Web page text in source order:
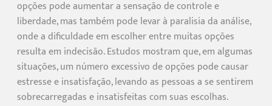
opções pode aumentar a sensação de controle e
liberdade, mas também pode levar à paralisia da análise,
onde a dificuldade em escolher entre muitas opções
resulta em indecisão. Estudos mostram que, em algumas
situações, um número excessivo de opções pode causar
estresse e insatisfação, levando as pessoas a se sentirem
sobrecarregadas e insatisfeitas com suas escolhas.